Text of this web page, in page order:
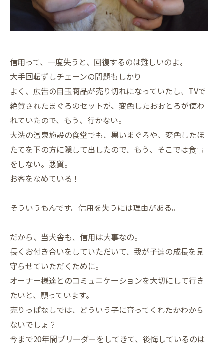
信用って、一度失うと、回復するのは難しいのよ。
大手回転ずしチェーンの問題もしかり
よく、広告の目玉商品が売り切れになっていたし、TVで
絶賛されたまぐろのセットが、変色したおおとろが使わ
れていたので、もう、行かない。
大洗の温泉施設の食堂でも、黒いまぐろや、変色したほ
たてを下の方に隠して出したので、もう、そこでは食事
をしない。悪質。
お客をなめている！
そういうもんです。信用を失うには理由がある。
だから、当犬舎も、信用は大事なの。
長くお付き合いをしていただいて、我が子達の成長を見
守らせていただくために。
オーナー様達とのコミュニケーションを大切にして行き
たいと、願っています。
売りっぱなしでは、どういう子に育ってくれたかわから
ないでしょ？
今まで20年間ブリーダーをしてきて、後悔しているのは